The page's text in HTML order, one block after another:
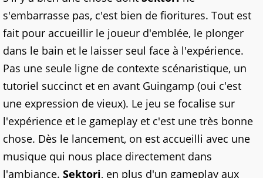
s'embarrasse pas, c'est bien de fioritures. Tout est
fait pour accueillir le joueur d'emblée, le plonger
dans le bain et le laisser seul face à l'expérience.
Pas une seule ligne de contexte scénaristique, un
tutoriel succinct et en avant Guingamp (oui c'est
une expression de vieux). Le jeu se focalise sur
l'expérience et le gameplay et c'est une très bonne
chose. Dès le lancement, on est accueilli avec une
musique qui nous place directement dans
l'ambiance. Sektori, en plus d'un gameplay aux